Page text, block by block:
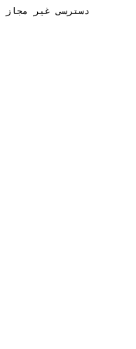
دسترسی غیر مجاز